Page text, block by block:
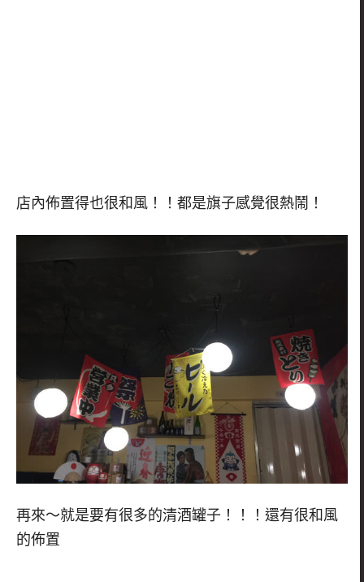
店內佈置得也很和風！！都是旗子感覺很熱鬧！
再來～就是要有很多的清酒罐子！！！還有很和風
的佈置